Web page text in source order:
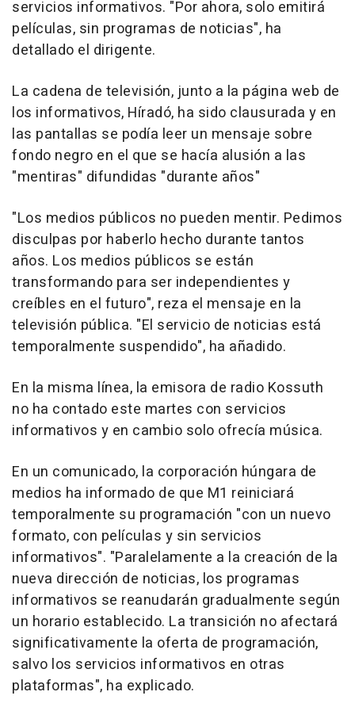
servicios informativos. "Por ahora, solo emitirá
películas, sin programas de noticias", ha
detallado el dirigente.
La cadena de televisión, junto a la página web de
los informativos, Híradó, ha sido clausurada y en
las pantallas se podía leer un mensaje sobre
fondo negro en el que se hacía alusión a las
"mentiras" difundidas "durante años"
"Los medios públicos no pueden mentir. Pedimos
disculpas por haberlo hecho durante tantos
años. Los medios públicos se están
transformando para ser independientes y
creíbles en el futuro", reza el mensaje en la
televisión pública. "El servicio de noticias está
temporalmente suspendido", ha añadido.
En la misma línea, la emisora de radio Kossuth
no ha contado este martes con servicios
informativos y en cambio solo ofrecía música.
En un comunicado, la corporación húngara de
medios ha informado de que M1 reiniciará
temporalmente su programación "con un nuevo
formato, con películas y sin servicios
informativos". "Paralelamente a la creación de la
nueva dirección de noticias, los programas
informativos se reanudarán gradualmente según
un horario establecido. La transición no afectará
significativamente la oferta de programación,
salvo los servicios informativos en otras
plataformas", ha explicado.